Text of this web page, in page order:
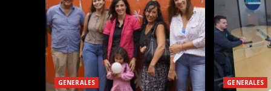
GENERALES GENERALES